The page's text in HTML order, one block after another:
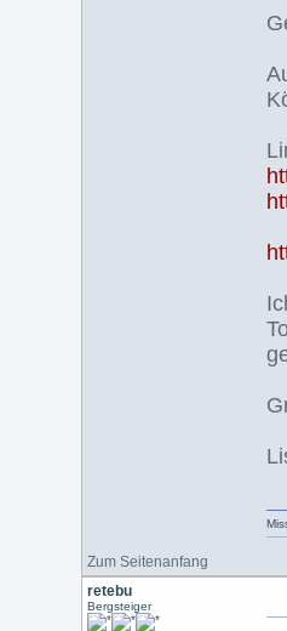
Zum Seitenanfang
retebu
Bergsteiger